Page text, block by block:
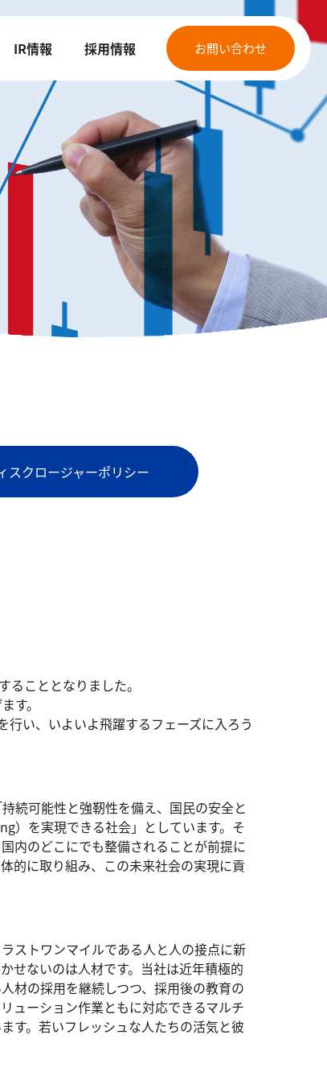
IR情報 採用情報 お問い合わせ
スクロージャーポリシー
こととなりました。
す。
い、いよいよ飛躍するフェーズに入ろう
続可能性と強靭性を備え、国民の安全と
）を実現できる社会」としています。そ
内のどこにでも整備されることが前提に
的に取り組み、この未来社会の実現に貢
ストワンマイルである人と人の接点に新
せないのは人材です。当社は近年積極的
材の採用を継続しつつ、採用後の教育の
ューション作業ともに対応できるマルチ
す。若いフレッシュな人たちの活気と彼